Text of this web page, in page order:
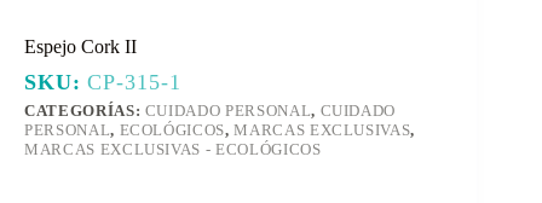
Espejo Cork II
SKU:CP-315-1
CATEGORÍAS: CUIDADO PERSONAL, CUIDADO
PERSONAL, ECOLÓGICOS,MARCAS EXCLUSIVAS,
MARCAS EXCLUSIVAS - ECOLÓGICOS